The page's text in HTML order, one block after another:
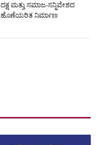
ದಕ್ಷ ಮತ್ತು ಸಮಾಜ-ಸನ್ನಿವೇಶದ
ಹೊಣೆಯರಿತ ನಿರ್ಮಾಣ